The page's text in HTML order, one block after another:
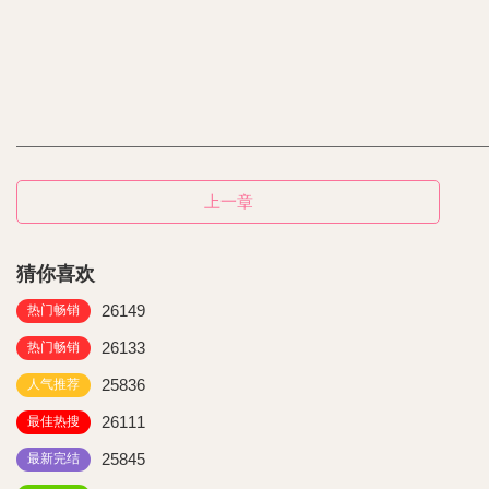
上一章
猜你喜欢
热门畅销 26149
热门畅销 26133
人气推荐 25836
最佳热搜 26111
最新完结 25845